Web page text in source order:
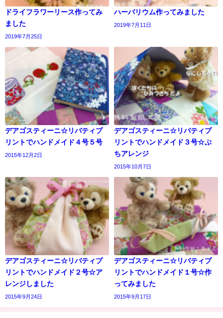
ドライフラワーリース作ってみ
ました
2019年7月25日
ハーバリウム作ってみました
2019年7月11日
デアゴスティーニ☆リバティプ
リントでハンドメイド４号５号
2015年12月2日
デアゴスティーニ☆リバティプ
リントでハンドメイド３号☆ぷ
ちアレンジ
2015年10月7日
デアゴスティーニ☆リバティプ
リントでハンドメイド２号☆ア
レンジしました
2015年9月24日
デアゴスティーニ☆リバティプ
リントでハンドメイド１号☆作
ってみました
2015年9月17日